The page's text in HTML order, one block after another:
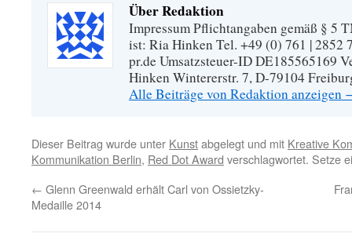
Über Redaktion
Impressum Pflichtangaben gemäß § 5
ist: Ria Hinken Tel. +49 (0) 761 | 2852
pr.de Umsatzsteuer-ID DE185565169
Hinken Wintererstr. 7, D-79104
Alle Beiträge von Redaktion anzeigen
Dieser Beitrag wurde unter Kunstabgelegt und mit Kreative
Kommunikation Berlin, Red Dot Award verschlagwortet. Setze
← Glenn Greenwald erhält Carl von Ossietzky-
Medaille 2014